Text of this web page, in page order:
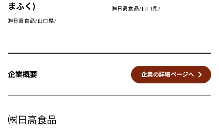
まふく)
㈱日高食品/山口県/
㈱日高食品/山口県/
企業概要 企業の詳細ページへ keyboard_arrow_right
㈱日高食品